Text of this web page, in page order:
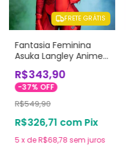
FRETE GRÁTIS
Fantasia Feminina
Asuka Langley Anime
Adulto Cosplay Traje
R$343,90
-37% OFF
R$549,90
R$326,71 comPix
5 xdeR$68,78 sem juros